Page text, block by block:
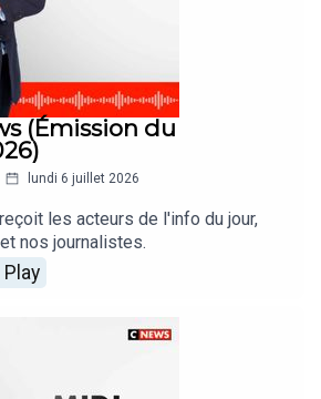
(Émission du
lundi 6 juillet 2026
les acteurs de l'info du jour,
nos journalistes.
Play